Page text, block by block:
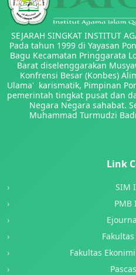
SEJARAH SINGKAT INSTITUT
Pada tahun 1999 di Yayasan
Bagu Kecamatan Pringgarata
Barat diselenggarakan
Konfrensi Besar (Konbes)
Ulama' karismatik, Pimpinan
pemerintah tingkat pusat dan
Negara Negara sahabat.
Muhammad Turmudzi
Link
SIM
PMB
Fakultas